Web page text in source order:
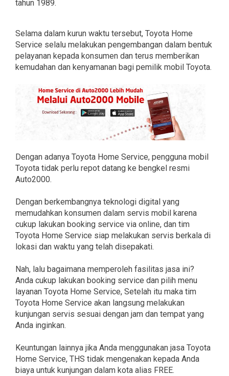
tahun 1989.
Selama dalam kurun waktu tersebut, Toyota Home
Service selalu melakukan pengembangan dalam bentuk
pelayanan kepada konsumen dan terus memberikan
kemudahan dan kenyamanan bagi pemilik mobil Toyota.
Dengan adanya Toyota Home Service, pengguna mobil
Toyota tidak perlu repot datang ke bengkel resmi
Auto2000.
Dengan berkembangnya teknologi digital yang
memudahkan konsumen dalam servis mobil karena
cukup lakukan booking service via online, dan tim
Toyota Home Service siap melakukan servis berkala di
lokasi dan waktu yang telah disepakati.
Nah, lalu bagaimana memperoleh fasilitas jasa ini?
Anda cukup lakukan booking service dan pilih menu
layanan Toyota Home Service, Setelah itu maka tim
Toyota Home Service akan langsung melakukan
kunjungan servis sesuai dengan jam dan tempat yang
Anda inginkan.
Keuntungan lainnya jika Anda menggunakan jasa Toyota
Home Service, THS tidak mengenakan kepada Anda
biaya untuk kunjungan dalam kota alias FREE.